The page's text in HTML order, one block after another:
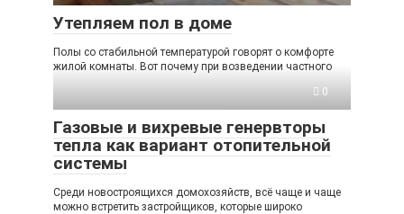
Утепляем пол в доме
Полы со стабильной температурой говорят о комфорте
жилой комнаты. Вот почему при возведении частного
0
Газовые и вихревые генервторы
тепла как вариант отопительной
системы
Среди новостроящихся домохозяйств, всё чаще и чаще
можно встретить застройщиков, которые широко